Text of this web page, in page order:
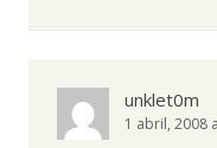
unklet0m
1 abril, 2008